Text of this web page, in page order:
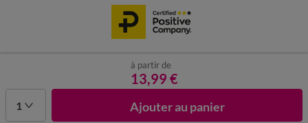
à partir de
13,99 €
1 Ajouter au panier
Données personnelles